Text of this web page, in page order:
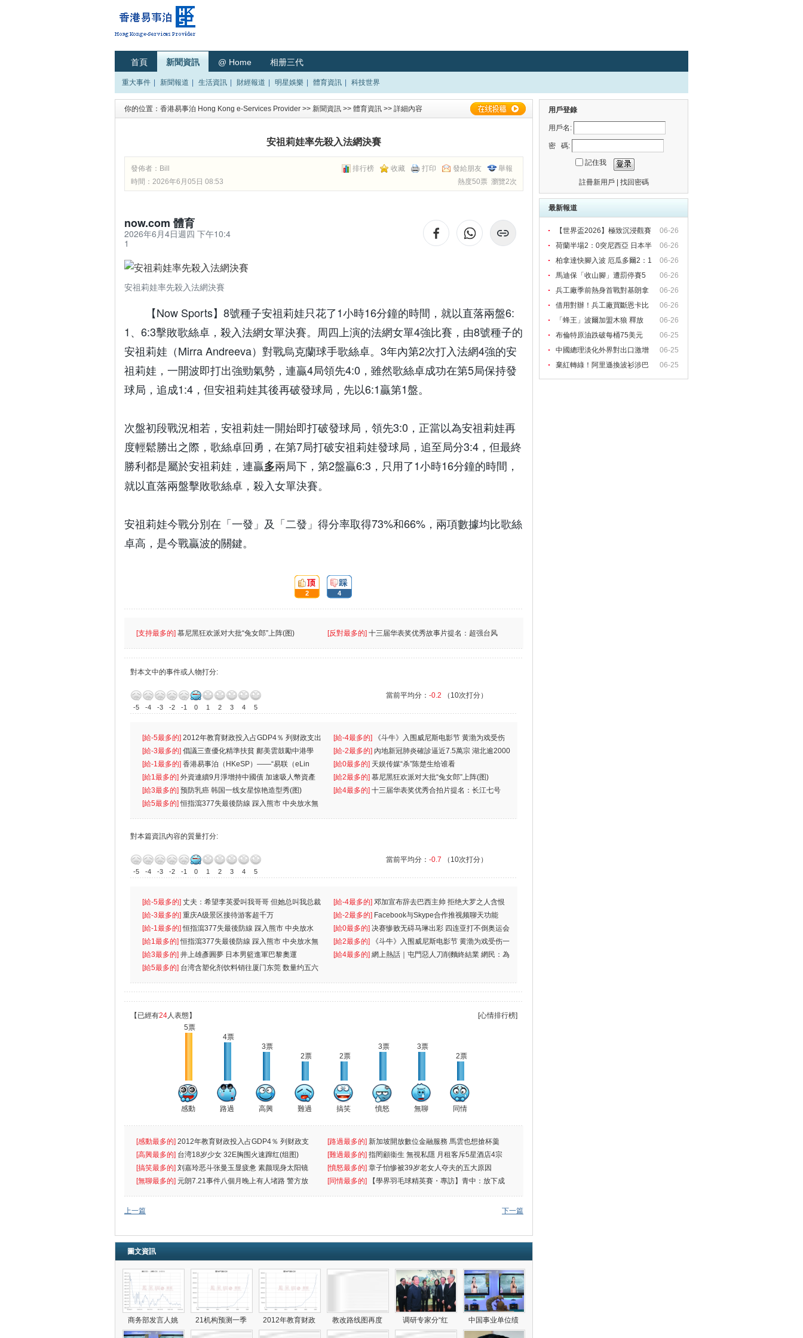
首頁 新聞資訊 @ Home 相册三代
重大事件 新聞報道 生活資訊 財經報道 明星娛樂 體育資訊 科技世界
你的位置： 香港易事泊 Hong Kong e-Services Provider >> 新聞資訊 >> 體育資訊 >> 詳細內容
安祖莉娃率先殺入法網決賽
排行榜 收藏 打印 發給朋友 舉報
發佈者： Bill
熱度50票 瀏覽2次
時間：2026年6月05日 08:53
now.com 體育
2026年6月4日週四 下午10:4
1
安祖莉娃率先殺入法網決賽
【Now Sports】8號種子安祖莉娃只花了1小時16分鐘的時間，就以直落兩盤6:
1、6:3擊敗歌絲卓，殺入法網女單決賽。周四上演的法網女單4強比賽，由8號種子的
安祖莉娃（Mirra Andreeva）對戰烏克蘭球手歌絲卓。3年內第2次打入法網4強的安
祖莉娃，一開波即打出強勁氣勢，連贏4局領先4:0，雖然歌絲卓成功在第5局保持發
球局，追成1:4，但安祖莉娃其後再破發球局，先以6:1贏第1盤。
次盤初段戰況相若，安祖莉娃一開始即打破發球局，領先3:0，正當以為安祖莉娃再
度輕鬆勝出之際，歌絲卓回勇，在第7局打破安祖莉娃發球局，追至局分3:4，但最終
勝利都是屬於安祖莉娃，連贏多兩局下，第2盤贏6:3，只用了1小時16分鐘的時間，
就以直落兩盤擊敗歌絲卓，殺入女單決賽。
安祖莉娃今戰分別在「一發」及「二發」得分率取得73%和66%，兩項數據均比歌絲
卓高，是今戰贏波的關鍵。
頂:
2
踩:
4
[支持最多的] 慕尼黑狂欢派对大批“兔女郎”上阵(图) [反對最多的] 十三届华表奖优秀故事片提名：超强台风
對本文中的事件或人物打分:
-5 -4 -3 -2 -1 0 1 2 3 4 5
當前平均分： -0.2 （10次打分）
[給-5最多的] 2012年教育财政投入占GDP4％ 列财政支出
首位
[給-4最多的]
《斗牛》入围威尼斯电影节 黄渤为戏受伤
一
[給-3最多的] 倡議三查優化精準扶貧 鄺美雲鼓勵中港學
生
[給-2最多的] 內地新冠肺炎確診逼近7.5萬宗 湖北逾2000
人
[給-1最多的] 香港易事泊（HKeSP）——“易联（eLin
k）”项目
[給0最多的] 天娱传媒“杀”陈楚生给谁看
[給1最多的] 外資連續9月淨增持中國債 加速吸人幣資產 [給2最多的] 慕尼黑狂欢派对大批“兔女郎”上阵(图)
[給3最多的] 预防乳癌 韩国一线女星惊艳造型秀(图) [給4最多的] 十三届华表奖优秀合拍片提名：长江七号
[給5最多的]恒指瀉377失最後防線 踩入熊市 中央放水無
對本篇資訊內容的質量打分:
-5 -4 -3 -2 -1 0 1 2 3 4 5
當前平均分： -0.7 （10次打分）
[給-5最多的] 丈夫：希望李英爱叫我哥哥 但她总叫我总裁
先
[給-4最多的] 邓加宣布辞去巴西主帅 拒绝大罗之人含恨
离
[給-3最多的] 重庆A级景区接待游客超千万 [給-2最多的] Facebook与Skype合作推视频聊天功能
[給-1最多的]恒指瀉377失最後防線 踩入熊市 中央放水
無
[給0最多的] 决赛惨败无碍马琳出彩 四连亚打不倒奥运会
[給1最多的]恒指瀉377失最後防線 踩入熊市 中央放水無 [給2最多的]
《斗牛》入围威尼斯电影节 黄渤为戏受伤一
[給3最多的] 井上雄彥圓夢 日本男籃進軍巴黎奧運 [給4最多的] 網上熱話｜屯門惡人刀削麵終結業 網民：為
[給5最多的] 台湾含塑化剂饮料销往厦门东莞 数量约五六
[心情排行榜]
【已經有24人表態】
5票
感動
4票
路過
3票
高興
2票
難過
2票
搞笑
3票
憤怒
3票
無聊
2票
同情
[感動最多的] 2012年教育财政投入占GDP4％ 列财政支
出首位
[路過最多的] 新加坡開放數位金融服務 馬雲也想搶杯羹
[高興最多的] 台湾18岁少女 32E胸围火速蹿红(组图) [難過最多的] 指罔顧衞生 無視私隱 月租客斥5星酒店4宗
罪
[搞笑最多的] 刘嘉玲恶斗张曼玉显疲惫 素颜现身太阳镜
遮
[憤怒最多的] 章子怡惨被39岁老女人夺夫的五大原因
[無聊最多的] 元朗7.21事件八個月晚上有人堵路 警方放
催
[同情最多的]
【學界羽毛球精英賽・專訪】青中：放下成
敗
上一篇
下一篇
圖文資訊
商务部发言人姚 21机构预测一季 2012年教育财政 教改路线图再度 调研专家分“红 中国事业单位绩
用戶登錄
用戶名:
密 碼:
記住我
註冊新用戶 找回密碼
最新報道
06-26
【世界盃2026】極致沉浸觀賽
06-26
荷蘭半場2：0突尼西亞 日本半
06-26
柏拿達快腳入波 厄瓜多爾2：1
06-26
馬迪保「收山腳」遭罰停賽5
06-26
兵工廠季前熱身首戰對基朗拿
06-26
借用對辦！兵工廠買斷恩卡比
亞
06-26
「蜂王」波爾加盟木狼 釋放
06-25
布倫特原油跌破每桶75美元
06-25
中國總理淡化外界對出口激增
06-25
棄紅轉綠！阿里遜換波衫涉巴
西